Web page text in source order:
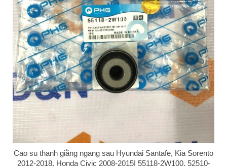
Cao su thanh giằng ngang sau Hyundai Santafe, Kia Sorento
2012-2018, Honda Civic 2008-2015| 55118-2W100, 52510-